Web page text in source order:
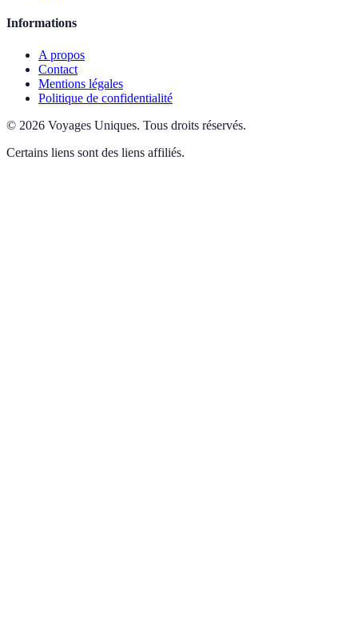
Informations
A propos
Contact
Mentions légales
Politique de confidentialité
© 2026 Voyages Uniques. Tous droits réservés.
Certains liens sont des liens affiliés.